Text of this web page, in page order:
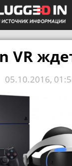
VR
05.10.2016,